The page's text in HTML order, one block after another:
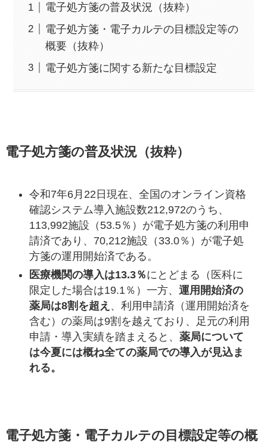
電子処方箋の普及状況（抜粋）
電子処方箋・電子カルテの目標設定等の
概要（抜粋）
電子処方箋に関する新たな目標設定
電子処方箋の普及状況（抜粋）
令和7年6月22日現在、全国のオンライン資格
確認システム導入施設数212,972のうち、
113,992施設（53.5％）が電子処方箋の利用申
請済であり、70,212施設（33.0％）が電子処
方箋の運用開始済である。
医療機関の導入は13.3％にとどまる（医科に
限定した場合は19.1％）一方、運用開始済の
薬局は8割を超え 、利用申請済（運用開始済を
含む）の薬局は9割を越えており、足元の利用
申請・導入実績を踏まえると、薬局について
は今夏には概ね全ての薬局での導入が見込ま
れる。
電子処方箋・電子カルテの目標設定等の概